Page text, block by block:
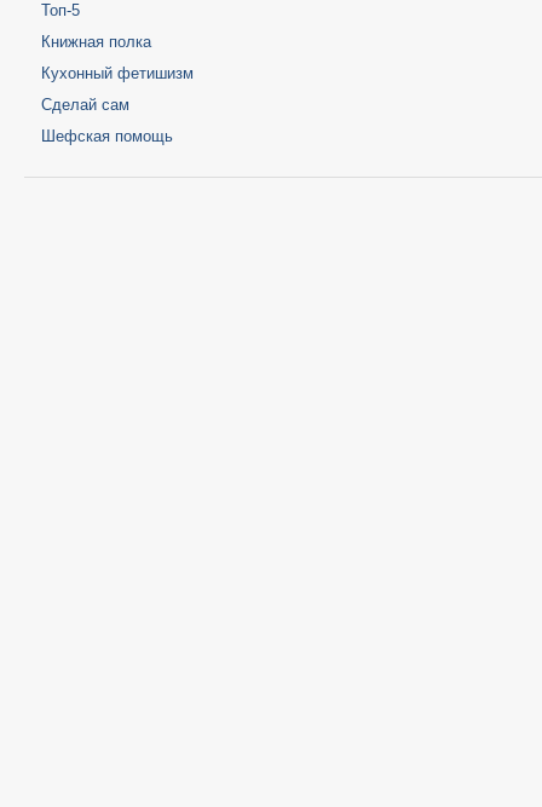
Топ-5
Книжная полка
Кухонный фетишизм
Сделай сам
Шефская помощь